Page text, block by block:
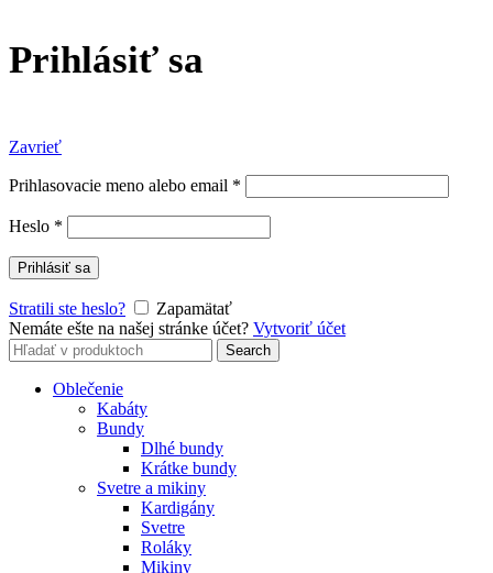
Prihlásiť sa
Zavrieť
Prihlasovacie meno alebo email *
Heslo *
Prihlásiť sa
Stratili ste heslo?
Zapamätať
Nemáte ešte na našej stránke účet? Vytvoriť účet
Search
for:
Search
Oblečenie
Kabáty
Bundy
Dlhé bundy
Krátke bundy
Svetre a mikiny
Kardigány
Svetre
Roláky
Mikiny